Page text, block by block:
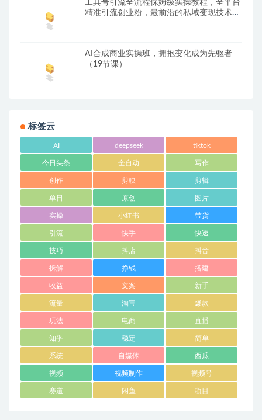
工具号引流全流程保姆级实操教程，全平台
精准引流创业粉，最前沿的私域变现技术赋
AI合成商业实操班，拥抱变化成为先驱者
（19节课）
标签云
AI deepseek tiktok
今日头条 全自动 写作
创作 剪映 剪辑
单日 原创 图片
实操 小红书 带货
引流 快手 快速
技巧 抖店 抖音
拆解 挣钱 搭建
收益 文案 新手
流量 淘宝 爆款
玩法 电商 直播
知乎 稳定 简单
系统 自媒体 西瓜
视频 视频制作 视频号
赛道 闲鱼 项目